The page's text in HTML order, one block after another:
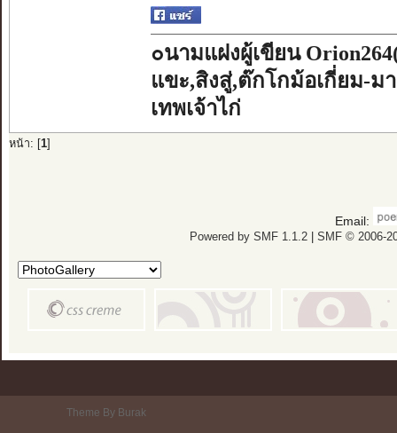
๐นามแฝงผู้เขียน
แขะ,สิงสู่,ต๊กโกม้อเกี่ยม-ม
เทพเจ้าไก่
หน้า: [ 1]
Email:
Powered by SMF 1.1.2| SMF © 2006-
Theme By Burak